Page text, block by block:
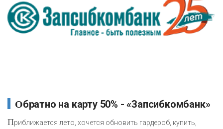
Обратно на карту 50% - «Запсибкомбанк»
Приближается лето, хочется обновить гардероб, купить,